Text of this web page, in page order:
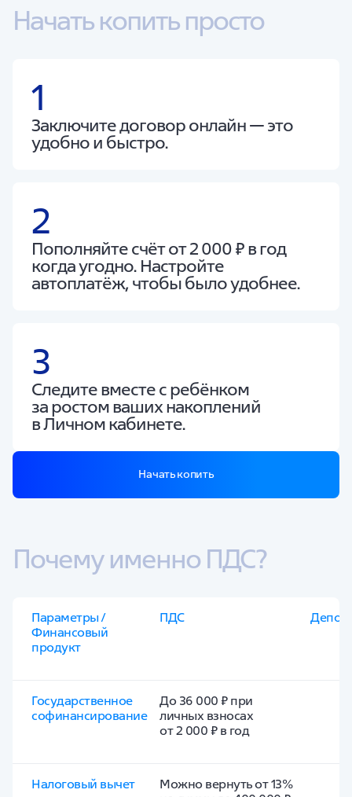
Начать копить просто
1
Заключите договор онлайн — это
удобно и быстро.
2
Пополняйте счёт от 2 000 ₽ в год
когда угодно. Настройте
автоплатёж, чтобы было удобнее.
3
Следите вместе с ребёнком
за ростом ваших накоплений
в Личном кабинете.
Начать копить
Почему именно ПДС?
Параметры /
Финансовый
продукт
ПДС
Государственное
софинансирование
До 36 000 ₽ при
личных взносах
от 2 000 ₽ в год
Налоговый вычет
Можно вернуть от 13%